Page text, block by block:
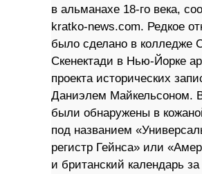
в альманахе 18-го века,
kratko-news.com. Редкое
было сделано в колледже
Скенектади в Нью-Йорке
проекта исторических
Даниэлем Майкельсоном.
были обнаружены в
под названием
регистр Гейнса» или
и британский календарь за